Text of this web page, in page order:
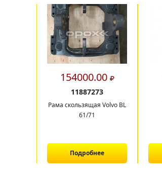
154000.00
11887273
Рама скользящая Volvo BL
61/71
Подробнее